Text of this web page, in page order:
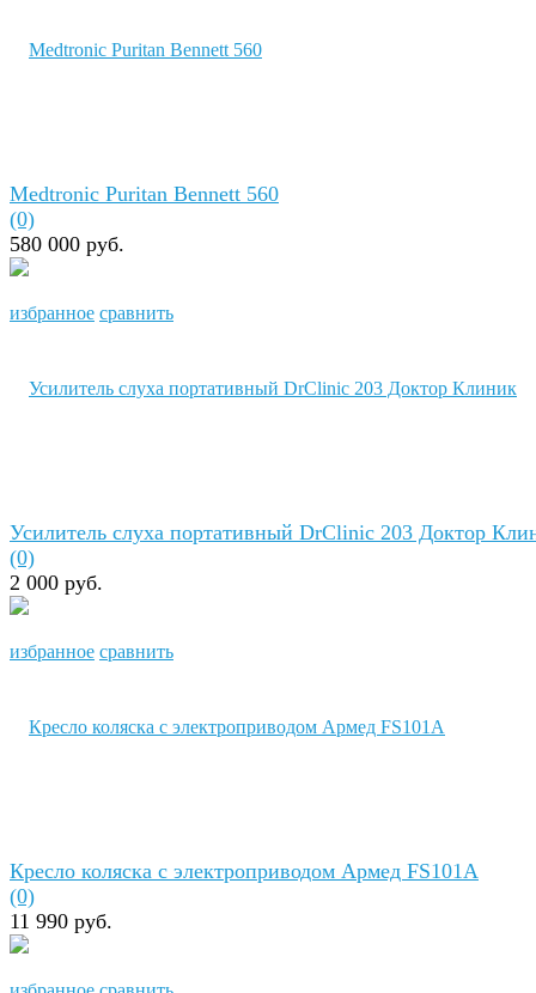
избранное сравнить
Medtronic Puritan Bennett 560
(0)
580 000 руб.
избранное сравнить
Усилитель слуха портативный DrClinic 203 Доктор
(0)
2 000 руб.
Кресло коляска с электроприводом Армед FS101A
(0)
11 990 руб.